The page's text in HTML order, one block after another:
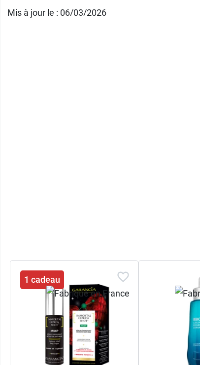
Mis à jour le : 06/03/2026
1 cadeau